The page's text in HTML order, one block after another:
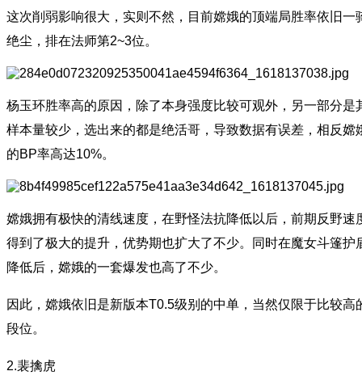
这次削弱影响很大，实则不然，目前嫦娥的顶端局胜率依旧一
绝尘，排在法师第2~3位。
杨玉环胜率高的原因，除了本身强度比较可观外，另一部分是
样本量较少，选出来的都是绝活哥，导致数据有误差，相反嫦
的BP率高达10%。
嫦娥拥有极快的清线速度，在野怪法抗降低以后，前期反野速
得到了极大的提升，优势期也扩大了不少。同时在魔女斗篷护
降低后，嫦娥的一套爆发也高了不少。
因此，嫦娥依旧是新版本T0.5级别的中单，当然仅限于比较高
段位。
2.裴擒虎